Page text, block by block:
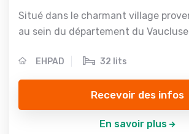
Situé dans le charmant village
au sein du département du Vaucluse
EHPAD 32 lits
Recevoir des infos
En savoir plus